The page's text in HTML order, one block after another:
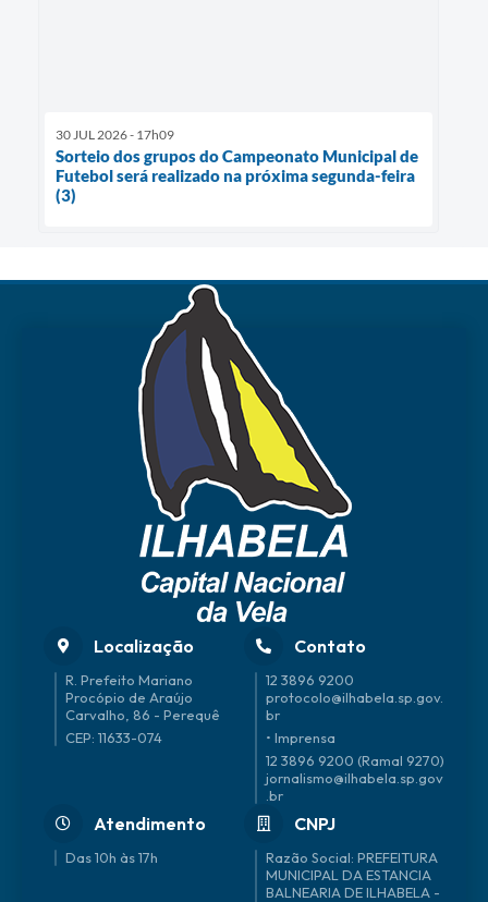
30 JUL 2026 - 17h09
Sorteio dos grupos do Campeonato Municipal de
Futebol será realizado na próxima segunda-feira
(3)
Localização
R. Prefeito Mariano
Procópio de Araújo
Carvalho, 86 - Perequê
CEP: 11633-074
Contato
12 3896 9200
protocolo@ilhabela.sp.gov.
br
• Imprensa
12 3896 9200 (Ramal 9270)
jornalismo@ilhabela.sp.gov
.br
Atendimento
Das 10h às 17h
CNPJ